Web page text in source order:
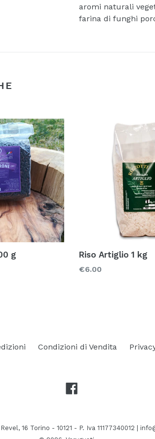
aromi naturali
farina di funghi
g Riso Artiglio 1 kg
Prezzo
€6.00
Condizioni di Vendita
16 Torino - 10121 - P. Iva 11177340012 |